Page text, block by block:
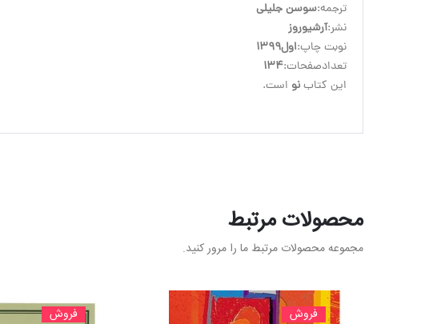
ترجمه:سوسن جلیلی
نشر:آرشیوروز
نوبت چاپ:اول1399
تعدادصفحات:134
این کتاب نو است.
محصولات مرتبط
مجموعه محصولات مرتبط ما را مرور کنید.
فروش فروش